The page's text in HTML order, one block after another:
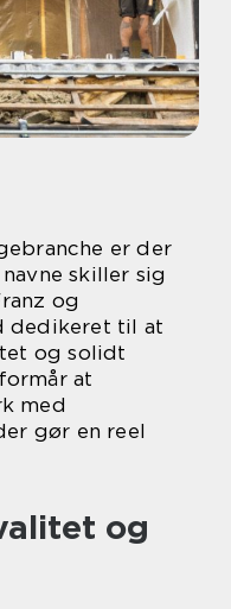
er der
skiller sig
og
dedikeret til at
og solidt
at
med
gør en reel
og